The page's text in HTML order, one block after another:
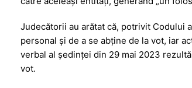
Judecătorii au arătat că, potrivit Codului
personal și de a se abține de la vot, iar
verbal al ședinței din 29 mai 2023
vot.